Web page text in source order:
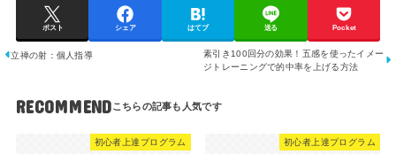
ポスト シェア はてブ 送る Pocket
立禅の射：個人指導
素引き100回分の効果！五感を使ったイメー
ジトレーニングで的中率を上げる方法
RECOMMEND
初心者上達プログラム 初心者上達プログラム